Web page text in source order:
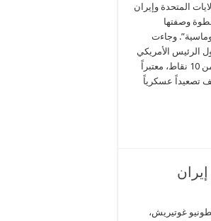
المتحدة وإيران
خطوة وصفتها
وجاءت
الرئيس الأمريكي
دونالد ترمب لمقترح إيراني مكون من 10 نقاط، معتبراً
تصعيداً عسكرياً
غوتيريش،